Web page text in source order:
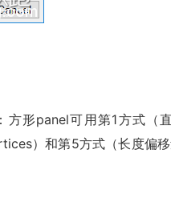
形panel可用第1方式（
）和第5方式（长度偏